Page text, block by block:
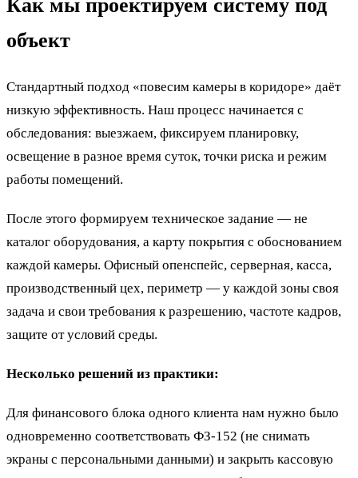
Как мы проектируем систему под
объект
Стандартный подход «повесим камеры в коридоре» даёт
низкую эффективность. Наш процесс начинается с
обследования: выезжаем, фиксируем планировку,
освещение в разное время суток, точки риска и режим
работы помещений.
После этого формируем техническое задание — не
каталог оборудования, а карту покрытия с обоснованием
каждой камеры. Офисный опенспейс, серверная, касса,
производственный цех, периметр — у каждой зоны своя
задача и свои требования к разрешению, частоте кадров,
защите от условий среды.
Несколько решений из практики:
Для финансового блока одного клиента нам нужно было
одновременно соответствовать ФЗ-152 (не снимать
экраны с персональными данными) и закрыть кассовую